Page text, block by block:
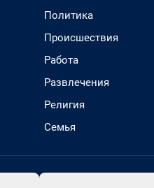
Политика
Происшествия
Работа
Развлечения
Религия
Семья